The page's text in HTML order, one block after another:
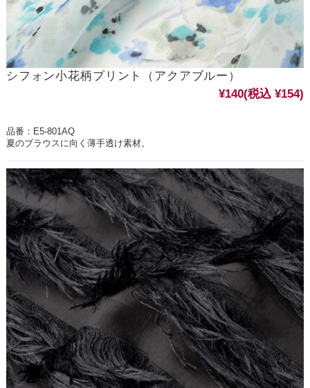
シフォン小花柄プリント（アクアブルー）
¥140(税込 ¥154)
品番：E5-801AQ
夏のブラウスに向く薄手透け素材。